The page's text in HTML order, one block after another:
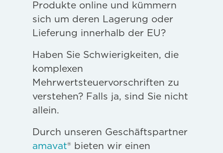
Produkte online und kümmern
sich um deren Lagerung oder
Lieferung innerhalb der EU?
Haben Sie Schwierigkeiten, die
komplexen
Mehrwertsteuervorschriften zu
verstehen? Falls ja, sind Sie nicht
allein.
Durch unseren Geschäftspartner
amavat® bieten wir einen